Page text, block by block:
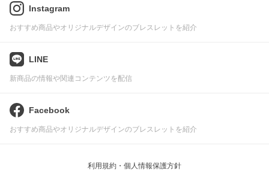
Instagram
おすすめ商品やオリジナルデザインのブレスレットを紹介
LINE
新商品の情報や関連コンテンツを配信
Facebook
おすすめ商品やオリジナルデザインのブレスレットを紹介
利用規約・個人情報保護方針